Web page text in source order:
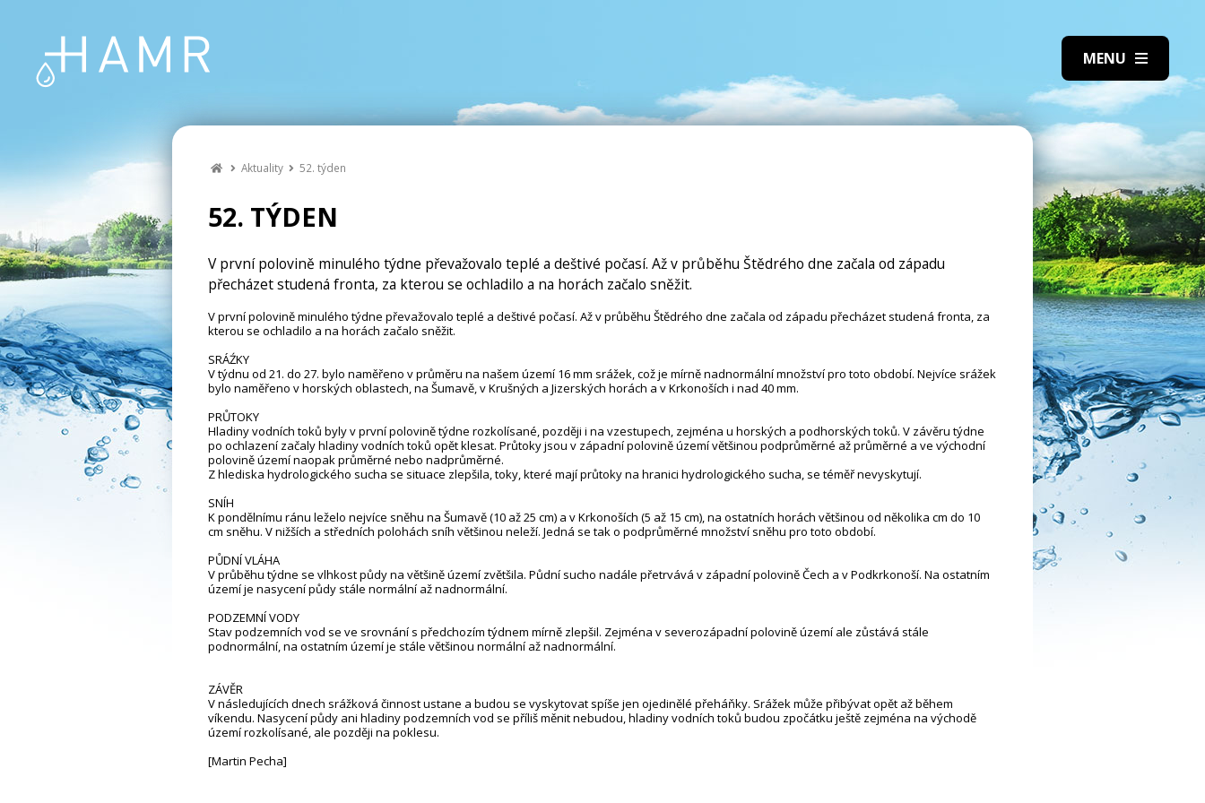
Aktuality 52. týden
52. TÝDEN
V první polovině minulého týdne převažovalo teplé a deštivé počasí. Až v průběhu Štědrého dne začala od západu
přecházet studená fronta, za kterou se ochladilo a na horách začalo sněžit.
V první polovině minulého týdne převažovalo teplé a deštivé počasí. Až v průběhu Štědrého dne začala od západu přecházet studená fronta, za
kterou se ochladilo a na horách začalo sněžit.
SRÁŹKY
V týdnu od 21. do 27. bylo naměřeno v průměru na našem území 16 mm srážek, což je mírně nadnormální množství pro toto období. Nejvíce srážek
bylo naměřeno v horských oblastech, na Šumavě, v Krušných a Jizerských horách a v Krkonoších i nad 40 mm.
PRŮTOKY
Hladiny vodních toků byly v první polovině týdne rozkolísané, později i na vzestupech, zejména u horských a podhorských toků. V závěru týdne
po ochlazení začaly hladiny vodních toků opět klesat. Průtoky jsou v západní polovině území většinou podprůměrné až průměrné a ve východní
polovině území naopak průměrné nebo nadprůměrné.
Z hlediska hydrologického sucha se situace zlepšila, toky, které mají průtoky na hranici hydrologického sucha, se téměř nevyskytují.
SNÍH
K pondělnímu ránu leželo nejvíce sněhu na Šumavě (10 až 25 cm) a v Krkonoších (5 až 15 cm), na ostatních horách většinou od několika cm do 10
cm sněhu. V nižších a středních polohách sníh většinou neleží. Jedná se tak o podprůměrné množství sněhu pro toto období.
PŮDNÍ VLÁHA
V průběhu týdne se vlhkost půdy na většině území zvětšila. Půdní sucho nadále přetrvává v západní polovině Čech a v Podkrkonoší. Na ostatním
území je nasycení půdy stále normální až nadnormální.
PODZEMNÍ VODY
Stav podzemních vod se ve srovnání s předchozím týdnem mírně zlepšil. Zejména v severozápadní polovině území ale zůstává stále
podnormální, na ostatním území je stále většinou normální až nadnormální.
ZÁVĚR
V následujících dnech srážková činnost ustane a budou se vyskytovat spíše jen ojedinělé přeháňky. Srážek může přibývat opět až během
víkendu. Nasycení půdy ani hladiny podzemních vod se příliš měnit nebudou, hladiny vodních toků budou zpočátku ještě zejména na východě
území rozkolísané, ale později na poklesu.
[Martin Pecha]